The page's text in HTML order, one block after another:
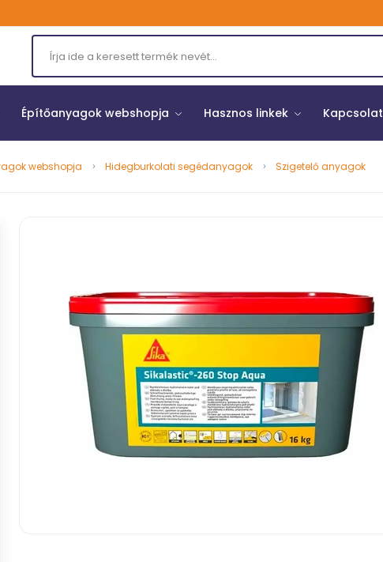
Építőanyagok webshopja Hasznos linkek Kapcsolat
webshopja Hidegburkolati segédanyagok Szigetelő anyagok